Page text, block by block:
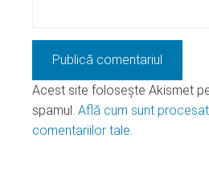
Acest site folosește Akismet
spamul. Află cum sunt
comentariilor tale.